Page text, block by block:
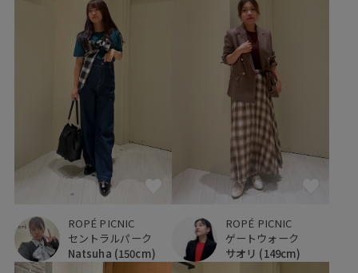
ROPÉ PICNIC
セントラルパーク
Natsuha (150cm)
ROPÉ PICNIC
ゲートウォーク
サオリ (149cm)